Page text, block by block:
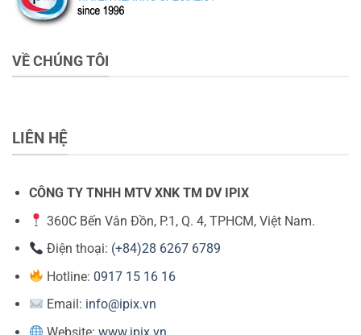
VỀ CHÚNG TÔI
LIÊN HỆ
CÔNG TY TNHH MTV XNK TM DV IPIX
360C Bến Vân Đồn, P.1, Q. 4, TPHCM, Việt Nam.
Điện thoại: (+84)28 6267 6789
Hotline: 0917 15 16 16
Email: info@ipix.vn